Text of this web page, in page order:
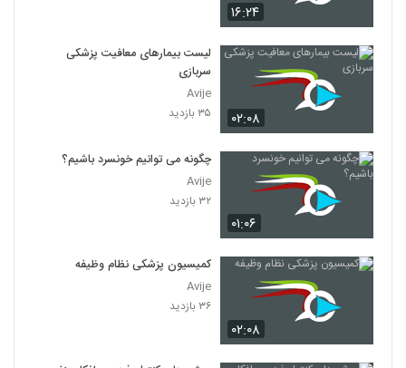
۱۶:۲۴
۰۲:۰۸
لیست بیمارهای معافیت پزشکی
سربازی
Avije
۳۵ بازدید
۰۱:۰۶
چگونه می توانیم خونسرد باشیم؟
Avije
۳۲ بازدید
۰۲:۰۸
کمیسیون پزشکی نظام وظیفه
Avije
۳۶ بازدید